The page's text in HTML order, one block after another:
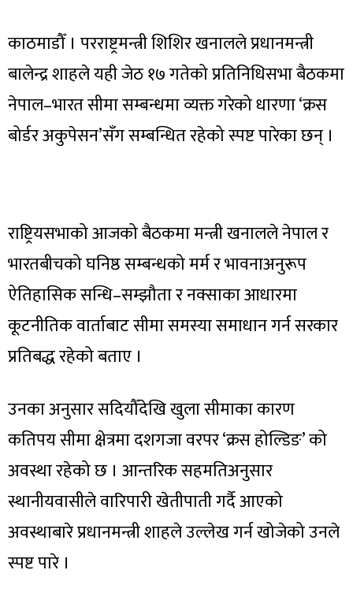
काठमाडौँ । परराष्ट्रमन्त्री शिशिर खनालले प्रधानमन्त्री
बालेन्द्र शाहले यही जेठ १७ गतेको प्रतिनिधिसभा बैठकमा
नेपाल–भारत सीमा सम्बन्धमा व्यक्त गरेको धारणा ‘क्रस
बोर्डर अकुपेसन’सँग सम्बन्धित रहेको स्पष्ट पारेका छन् ।
राष्ट्रियसभाको आजको बैठकमा मन्त्री खनालले नेपाल र
भारतबीचको घनिष्ठ सम्बन्धको मर्म र भावनाअनुरूप
ऐतिहासिक सन्धि–सम्झौता र नक्साका आधारमा
कूटनीतिक वार्ताबाट सीमा समस्या समाधान गर्न सरकार
प्रतिबद्ध रहेको बताए ।
उनका अनुसार सदियौँदेखि खुला सीमाका कारण
कतिपय सीमा क्षेत्रमा दशगजा वरपर ‘क्रस होल्डिङ’ को
अवस्था रहेको छ । आन्तरिक सहमतिअनुसार
स्थानीयवासीले वारिपारी खेतीपाती गर्दै आएको
अवस्थाबारे प्रधानमन्त्री शाहले उल्लेख गर्न खोजेको उनले
स्पष्ट पारे ।